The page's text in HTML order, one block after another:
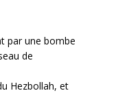
par une bombe
de
Hezbollah, et